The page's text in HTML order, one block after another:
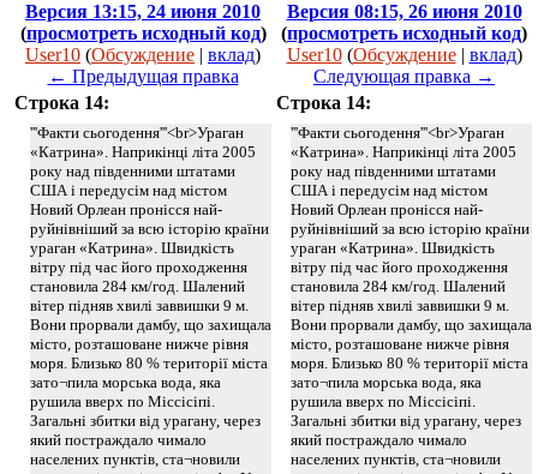
Версия 13:15, 24 июня 2010
(просмотреть исходный код)
User10 (Обсуждение | вклад)
← Предыдущая правка
Версия 08:15, 26 июня 2010
(просмотреть исходный код)
User10 (Обсуждение| вклад)
Следующая правка →
Строка 14:
Строка 14:
'''Факти сьогодення'''<br>Ураган
«Катрина». Наприкінці літа 2005
року над південними штатами
США і передусім над містом
Новий Орлеан пронісся най-
руйнівніший за всю історію країни
ураган «Катрина». Швидкість
вітру під час його проходження
становила 284 км/год. Шалений
вітер підняв хвилі заввишки 9 м.
Вони прорвали дамбу, що захищала
місто, розташоване нижче рівня
моря. Близько 80 % території міста
зато¬пила морська вода, яка
рушила вверх по Міссісіпі.
Загальні збитки від урагану, через
який постраждало чимало
населених пунктів, ста¬новили
'''Факти сьогодення'''<br>Ураган
«Катрина». Наприкінці літа 2005
року над південними штатами
США і передусім над містом
Новий Орлеан пронісся най-
руйнівніший за всю історію країни
ураган «Катрина». Швидкість
вітру під час його проходження
становила 284 км/год. Шалений
вітер підняв хвилі заввишки 9 м.
Вони прорвали дамбу, що захищала
місто, розташоване нижче рівня
моря. Близько 80 % території міста
зато¬пила морська вода, яка
рушила вверх по Міссісіпі.
Загальні збитки від урагану, через
який постраждало чимало
населених пунктів, ста¬новили